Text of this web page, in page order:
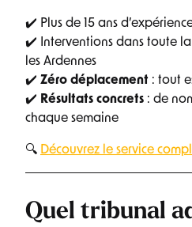
✔️ Plus de 15 ans
✔️ Interventions dans toute la
les Ardennes
✔️ Zéro déplacement : tout
✔️ Résultats concrets : de
chaque semaine
🔍 Découvrez le service
Quel tribunal